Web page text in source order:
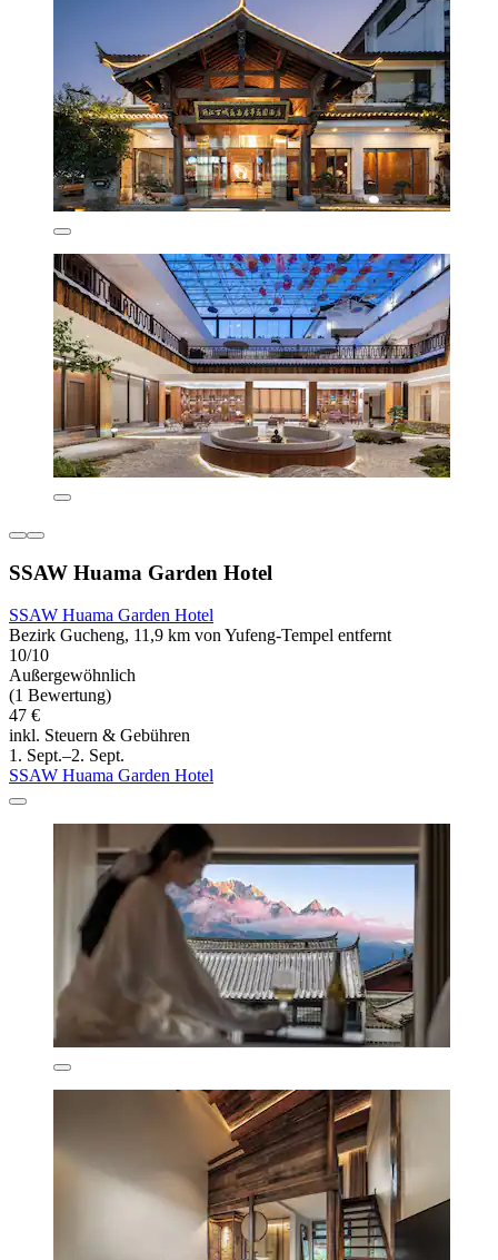
SSAW Huama Garden Hotel
SSAW Huama Garden Hotel
Bezirk Gucheng, 11,9 km von Yufeng-Tempel entfernt
10/10
Außergewöhnlich
(1 Bewertung)
47 €
inkl. Steuern & Gebühren
1. Sept.–2. Sept.
SSAW Huama Garden Hotel